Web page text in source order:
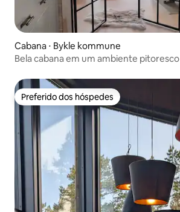
Cabana ⋅ Bykle kommune
Bela cabana em um ambiente pitoresco
Preferido dos hóspedes
Preferido dos hóspedes